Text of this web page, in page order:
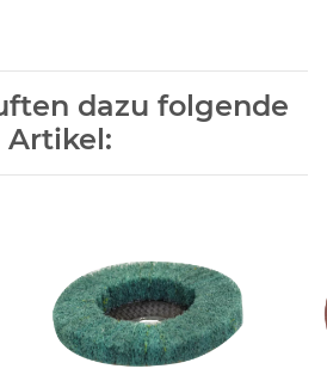
dazu folgende
Artikel: